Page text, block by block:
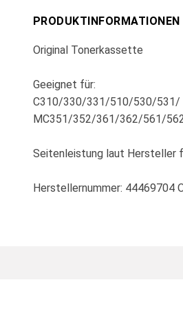
PRODUKTINFORMATIONEN
Original Tonerkassette
Geeignet für:
C310/330/331/510/530/531/
MC351/352/361/362/561/
Seitenleistung laut Hersteller
Herstellernummer: 44469704